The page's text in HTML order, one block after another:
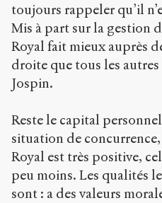
toujours rappeler qu’il
Mis à part sur la gestion
Royal fait mieux auprès
droite que tous les
Jospin.
Reste le capital
situation de concurrence,
Royal est très positive,
peu moins. Les qualités
sont : a des valeurs